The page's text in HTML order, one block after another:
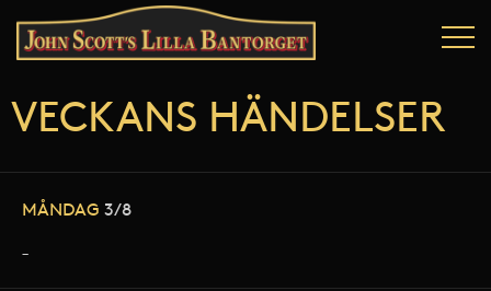
VECKANS HÄNDELSER
MÅNDAG 3/8
–